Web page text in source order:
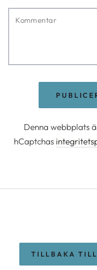
Denna webbplats
hCaptchas
TILLBAKA